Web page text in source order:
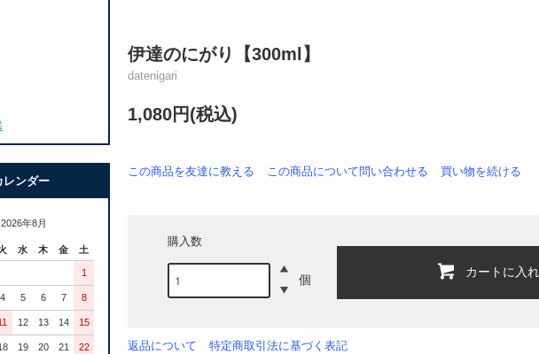
伊達のにがり【300ml】
datenigari
1,080円(税込)
この商品を友達に教える この商品について問い合わせる 買い物を続ける
購入数
個 カートに入
返品について 特定商取引法に基づく表記
レンダー
2026年8月
水 木 金 土
1
4 5 6 7 8
12 13 14 15
19 20 21 22